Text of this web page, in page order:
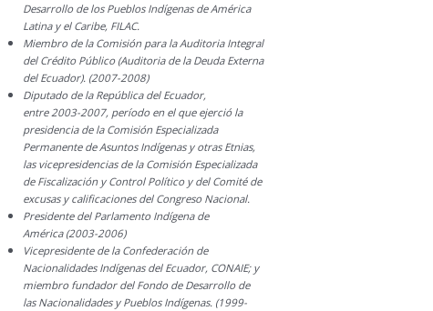
Desarrollo de los Pueblos Indígenas de América
Latina y el Caribe, FILAC.
Miembro de la Comisión para la Auditoria Integral
del Crédito Público (Auditoria de la Deuda Externa
del Ecuador). (2007-2008)
Diputado de la República del Ecuador,
entre 2003-2007, período en el que ejerció la
presidencia de la Comisión Especializada
Permanente de Asuntos Indígenas y otras Etnias,
las vicepresidencias de la Comisión Especializada
de Fiscalización y Control Político y del Comité de
excusas y calificaciones del Congreso Nacional.
Presidente del Parlamento Indígena de
América (2003-2006)
Vicepresidente de la Confederación de
Nacionalidades Indígenas del Ecuador, CONAIE; y
miembro fundador del Fondo de Desarrollo de
las Nacionalidades y Pueblos Indígenas. (1999-